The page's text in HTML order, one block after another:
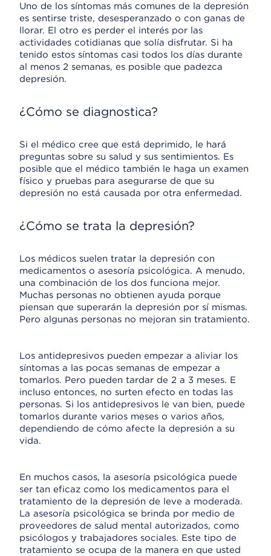
Uno de los síntomas más comunes de la depresión
es sentirse triste, desesperanzado o con ganas de
llorar. El otro es perder el interés por las
actividades cotidianas que solía disfrutar. Si ha
tenido estos síntomas casi todos los días durante
al menos 2 semanas, es posible que padezca
depresión.
¿Cómo se diagnostica?
Si el médico cree que está deprimido, le hará
preguntas sobre su salud y sus sentimientos. Es
posible que el médico también le haga un examen
físico y pruebas para asegurarse de que su
depresión no está causada por otra enfermedad.
¿Cómo se trata la depresión?
Los médicos suelen tratar la depresión con
medicamentos o asesoría psicológica. A menudo,
una combinación de los dos funciona mejor.
Muchas personas no obtienen ayuda porque
piensan que superarán la depresión por sí mismas.
Pero algunas personas no mejoran sin tratamiento.
Los antidepresivos pueden empezar a aliviar los
síntomas a las pocas semanas de empezar a
tomarlos. Pero pueden tardar de 2 a 3 meses. E
incluso entonces, no surten efecto en todas las
personas. Si los antidepresivos le van bien, puede
tomarlos durante varios meses o varios años,
dependiendo de cómo afecte la depresión a su
vida.
En muchos casos, la asesoría psicológica puede
ser tan eficaz como los medicamentos para el
tratamiento de la depresión de leve a moderada.
La asesoría psicológica se brinda por medio de
proveedores de salud mental autorizados, como
psicólogos y trabajadores sociales. Este tipo de
tratamiento se ocupa de la manera en que usted